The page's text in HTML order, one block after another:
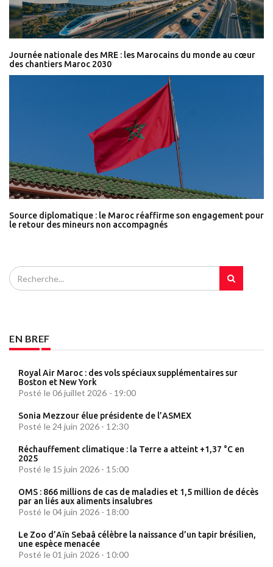
Journée nationale des MRE : les Marocains du monde au cœur
des chantiers Maroc 2030
Source diplomatique : le Maroc réaffirme son engagement pour
le retour des mineurs non accompagnés
EN BREF
Royal Air Maroc : des vols spéciaux supplémentaires sur
Boston et New York
Posté le 06 juillet 2026 - 19:00
Sonia Mezzour élue présidente de l’ASMEX
Posté le 24 juin 2026 - 12:30
Réchauffement climatique : la Terre a atteint +1,37 °C en
2025
Posté le 15 juin 2026 - 15:00
OMS : 866 millions de cas de maladies et 1,5 million de décès
par an liés aux aliments insalubres
Posté le 04 juin 2026 - 18:00
Le Zoo d’Aïn Sebaâ célèbre la naissance d’un tapir brésilien,
une espèce menacée
Posté le 01 juin 2026 - 10:00